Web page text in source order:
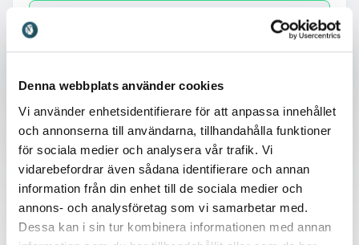
Denna webbplats använder cookies
Vi använder enhetsidentifierare för att anpassa innehållet
och annonserna till användarna, tillhandahålla funktioner
för sociala medier och analysera vår trafik. Vi
vidarebefordrar även sådana identifierare och annan
information från din enhet till de sociala medier och
annons- och analysföretag som vi samarbetar med.
Dessa kan i sin tur kombinera informationen med annan
Därför ska du boka en
föreläsning om EU